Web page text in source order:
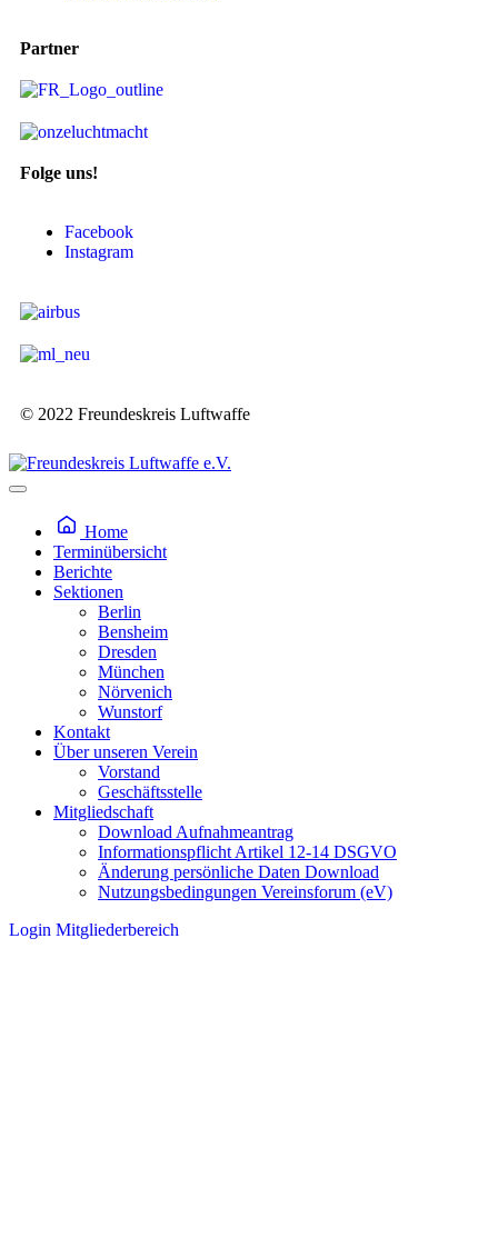
Partner
Folge uns!
Facebook
Instagram
© 2022 Freundeskreis Luftwaffe
Home
Terminübersicht
Berichte
Sektionen
Berlin
Bensheim
Dresden
München
Nörvenich
Wunstorf
Kontakt
Über unseren Verein
Vorstand
Geschäftsstelle
Mitgliedschaft
Download Aufnahmeantrag
Informationspflicht Artikel 12-14 DSGVO
Änderung persönliche Daten Download
Nutzungsbedingungen Vereinsforum (eV)
Login Mitgliederbereich